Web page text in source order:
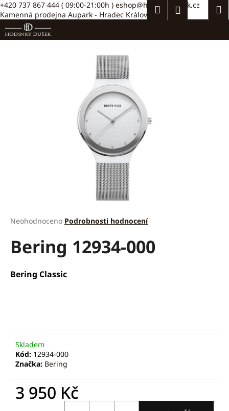
Přejít
na
+420 737 867 444 ( 09:00-21:00h ) eshop@hodinkydusek.cz
Kamenná prodejna Aupark - Hradec Králové >>
HledatPřihlášení
Průměrné
produktu
je
z
5
Neohodnoceno Podrobnosti hodnocení
Bering 12934-000
Bering Classic
Skladem
Kód: 12934-000
Značka: Bering
3 950 Kč
K
o
š
í
Zpět
Zpět
e
n
a
j
í
t
D
o